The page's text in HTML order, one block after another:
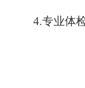
4.专业体